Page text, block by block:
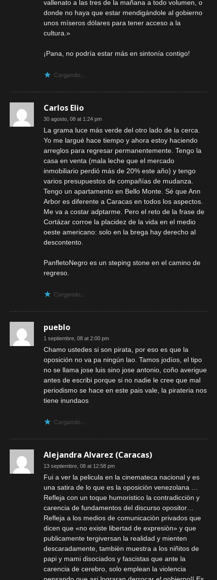
vallenato a las tres de la mañana a todo volumen, o
donde no haya que estar mendigándole al gobierno
unos míseros dólares para tener acceso a la
cultura.»
¡Pana, no podría estar más en sintonía contigo!
Cargando...
Carlos Elio
30 agosto, 08 at 1:24 pm
La grama luce más verde del otro lado de la cerca.
Yo me largué hace tiempo y ahora estoy haciendo
arreglos para regresar permanentemente. Tengo la
casa en venta (mala leche que el mercado
inmobiliario perdió más de 20% este año) y tengo
varios presupuestos de compañías de mudanza.
Tengo un apartamento en Bello Monte. Sé que Ann
Arbor es diferente a Caracas en todos los aspectos.
Me va a costar adptarme. Pero el reto de la frase de
Cortázar corroe la placidez de la vida en el medio
oeste americano: solo en la brega hay derecho al
descontento.
PanfletoNegro es un steping stone en el camino de
regreso.
Cargando...
pueblo
1 septiembre, 08 at 2:00 pm
Chamo ustedes si son pirata, por eso es que la
oposición no va pa ningún lao. Tamos jodíos, el tipo
no se llama jose luis sino jose antonio, coño averigue
antes de escribi porque si no nadie le cree que mal
periodismo se hace en este pais vale, la pirateria nos
tiene inundaos
Cargando...
Alejandra Alvarez (Caracas)
13 septiembre, 08 at 12:58 pm
Fui a ver la pelicula en la cinemateca nacional y es
una satira de lo que es la oposiciòn venezolana …
Refleja con un toque humoristico la contradicciòn y
carencia de fundamentos del discurso opositor…
Refleja a los medios de comunicaciòn privados que
dicen que «no existe libertad de expresiòn» y que
publicamente tergiversan la realidad y mienten
descaradamente, tambièn muestra a los niñitos de
papi y mami disociados y fascistas que ante la
carencia de cerebro, solo emplean la violencia